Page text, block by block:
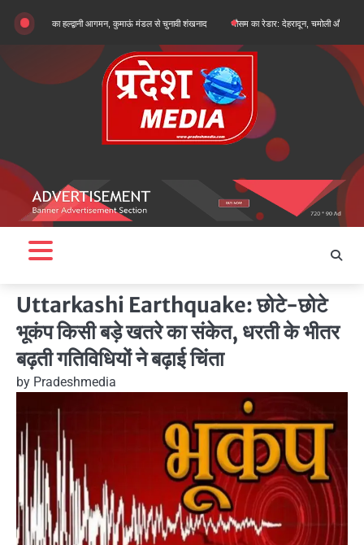
Skip
content
खरगे का हल्द्वानी आगमन, कुमाऊं मंडल से चुनावी शंखनाद मौसम का रेडार: देहरादून, चमोली और बागेश्वर में ऑरेंज
Uttarkashi Earthquake: छोटे-छोटे
भूकंप किसी बड़े खतरे का संकेत, धरती के भीतर
बढ़ती गतिविधियों ने बढ़ाई चिंता
by Pradeshmedia